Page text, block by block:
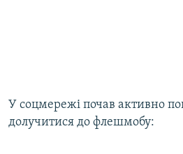
У соцмережі почав активно
долучитися до флешмобу: